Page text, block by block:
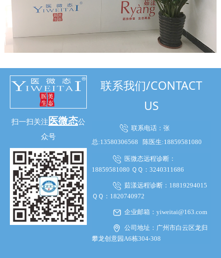
扫一扫关注医微态公
众号
联系我们/CONTACT
US
联系电话：张
总:13580306568 陈医生:18859581080
医微态远程诊断：
18859581080 ＱＱ：3240311686
茹漾远程诊断：18819294015
ＱＱ：1820740972
企业邮箱：yiweitai@163.com
公司地址：广州市白云区龙归
攀龙创意园A6栋304-308